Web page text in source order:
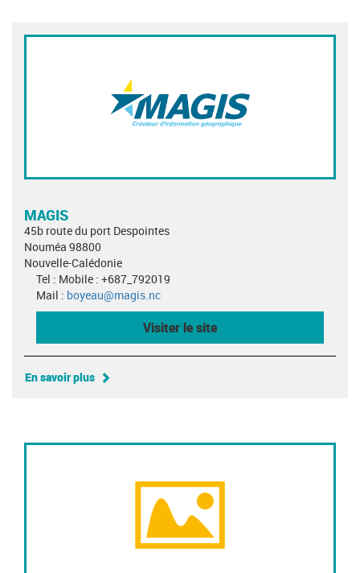
MAGIS
45b route du port Despointes
Nouméa 98800
Nouvelle-Calédonie
Tel : Mobile : +687_792019
Mail : boyeau@magis.nc
Visiter le site
En savoir plus